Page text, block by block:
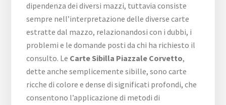
dipendenza dei diversi mazzi, tuttavia consiste
sempre nell’interpretazione delle diverse carte
estratte dal mazzo, relazionandosi con i dubbi, i
problemi e le domande posti da chi ha richiesto il
consulto. Le Carte Sibilla ​Piazzale ​Corvetto,
dette anche semplicemente sibille, sono carte
ricche di colore e dense di significati profondi, che
consentono l’applicazione di metodi di